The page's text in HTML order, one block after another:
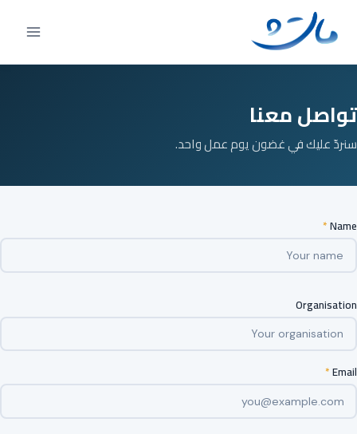
content
تواصل معنا
سنردّ عليك في غضون يوم عمل واحد.
Name
*
Organisation
Email
*